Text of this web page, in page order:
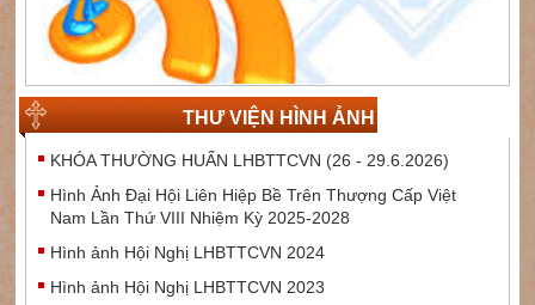
THƯ VIỆN HÌNH ẢNH
KHÓA THƯỜNG HUẤN LHBTTCVN (26 - 29.6.2026)
Hình Ảnh Đại Hội Liên Hiệp Bề Trên Thượng Cấp Việt
Nam Lần Thứ VIII Nhiệm Kỳ 2025-2028
Hình ảnh Hội Nghị LHBTTCVN 2024
Hình ảnh Hội Nghị LHBTTCVN 2023